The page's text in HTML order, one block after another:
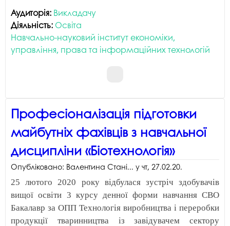
Аудиторія: Викладачу
Діяльність: Освіта
Навчально-науковий інститут економіки,
управління, права та інформаційних технологій
Професіоналізація підготовки
майбутніх фахівців з навчальної
дисципліни «Біотехнологія»
Опубліковано: Валентина Стані... у чт, 27.02.20.
25 лютого 2020 року відбулася зустріч здобувачів
вищої освіти 3 курсу денної форми навчання СВО
Бакалавр за ОПП Технологія виробництва і переробки
продукції тваринництва із завідувачем сектору